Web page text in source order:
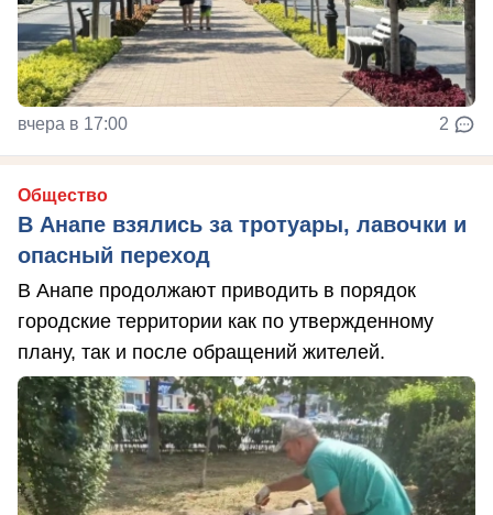
вчера в 17:00 2
Общество
В Анапе взялись за тротуары, лавочки и
опасный переход
В Анапе продолжают приводить в порядок
городские территории как по утвержденному
плану, так и после обращений жителей.